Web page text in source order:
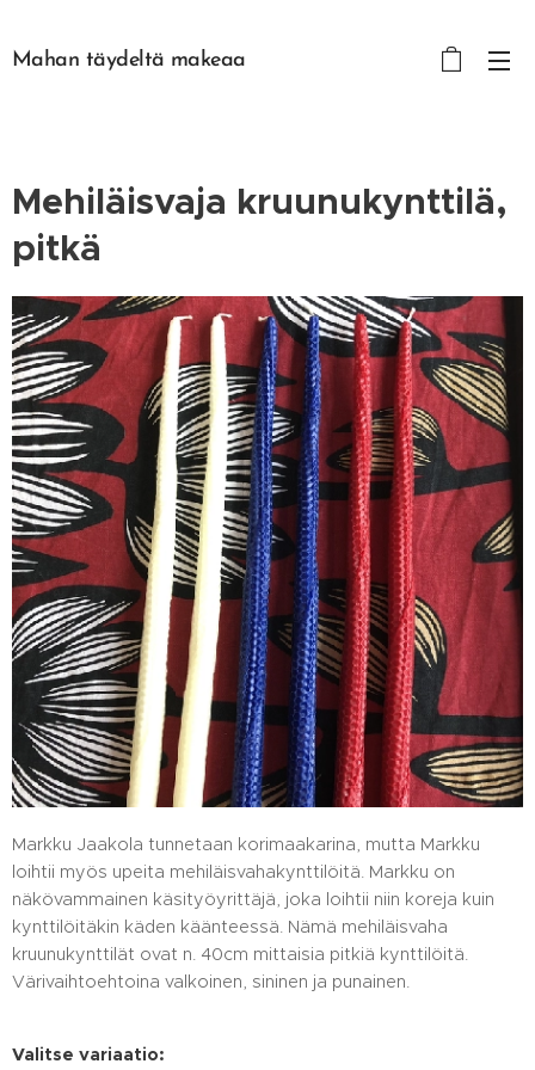
Mahan täydeltä makeaa
Mehiläisvaja kruunukynttilä,
pitkä
Markku Jaakola tunnetaan korimaakarina, mutta Markku
loihtii myös upeita mehiläisvahakynttilöitä. Markku on
näkövammainen käsityöyrittäjä, joka loihtii niin koreja kuin
kynttilöitäkin käden käänteessä. Nämä mehiläisvaha
kruunukynttilät ovat n. 40cm mittaisia pitkiä kynttilöitä.
Värivaihtoehtoina valkoinen, sininen ja punainen.
Valitse variaatio: